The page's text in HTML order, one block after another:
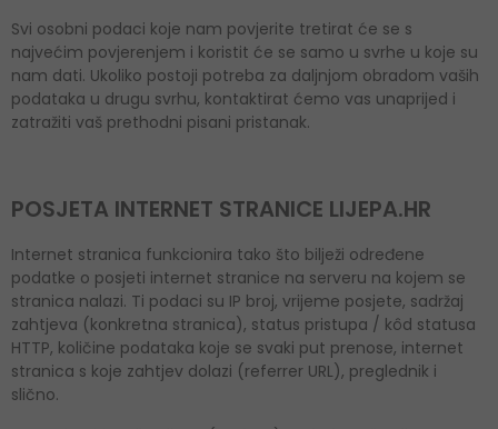
Svi osobni podaci koje nam povjerite tretirat će se s
najvećim povjerenjem i koristit će se samo u svrhe u koje su
nam dati. Ukoliko postoji potreba za daljnjom obradom vaših
podataka u drugu svrhu, kontaktirat ćemo vas unaprijed i
zatražiti vaš prethodni pisani pristanak.
POSJETA INTERNET STRANICE LIJEPA.HR
Internet stranica funkcionira tako što bilježi određene
podatke o posjeti internet stranice na serveru na kojem se
stranica nalazi. Ti podaci su IP broj, vrijeme posjete, sadržaj
zahtjeva (konkretna stranica), status pristupa / kôd statusa
HTTP, količine podataka koje se svaki put prenose, internet
stranica s koje zahtjev dolazi (referrer URL), preglednik i
slično.